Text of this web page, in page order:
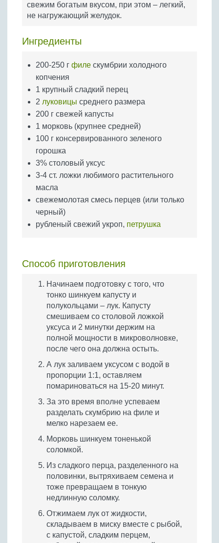
Бобовые
Яйца
свежим богатым вкусом, при этом – легкий,
не нагружающий желудок.
Ингредиенты
200-250 г филе скумбрии холодного
копчения
1 крупный сладкий перец
2 луковицы среднего размера
200 г свежей капусты
1 морковь (крупнее средней)
100 г консервированного зеленого
горошка
3% столовый уксус
3-4 ст. ложки любимого растительного
масла
свежемолотая смесь перцев (или только
черный)
рубленый свежий укроп, петрушка
Способ приготовления
Начинаем подготовку с того, что
тонко шинкуем капусту и
полукольцами – лук. Капусту
смешиваем со столовой ложкой
уксуса и 2 минутки держим на
полной мощности в микроволновке,
после чего она должна остыть.
А лук заливаем уксусом с водой в
пропорции 1:1, оставляем
помариноваться на 15-20 минут.
За это время вполне успеваем
разделать скумбрию на филе и
мелко нарезаем ее.
Морковь шинкуем тоненькой
соломкой.
Из сладкого перца, разделенного на
половинки, вытряхиваем семена и
тоже превращаем в тонкую
недлинную соломку.
Отжимаем лук от жидкости,
складываем в миску вместе с рыбой,
с капустой, сладким перцем,